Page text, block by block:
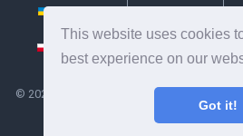
This website uses cookies
best experience on our
Got it!
© 2026
- Koristne informacije in